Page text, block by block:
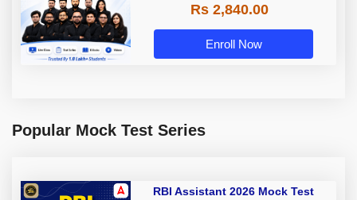
Rs 2,840.00
Enroll Now
Popular Mock Test Series
RBI Assistant 2026 Mock Test